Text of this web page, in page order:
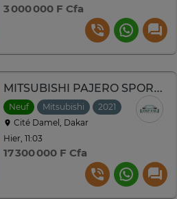
3 000 000 F Cfa
MITSUBISHI PAJERO SPORT 2021 DIESEL
Neuf Mitsubishi 2021
Cité Damel, Dakar
Hier, 11:03
17 300 000 F Cfa